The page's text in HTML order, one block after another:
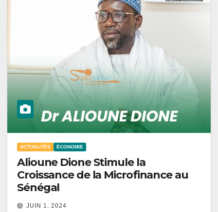
ACTUALITÉS ÉCONOMIE
Alioune Dione Stimule la
Croissance de la Microfinance au
Sénégal
JUIN 1, 2024